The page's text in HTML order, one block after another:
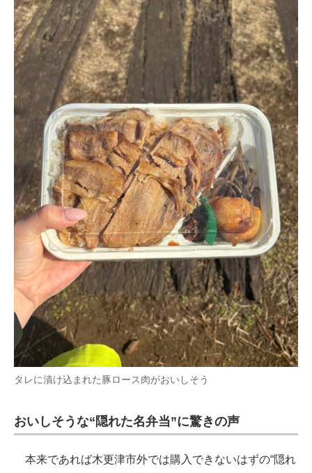
タレに漬け込まれた豚ロース肉がおいしそう
おいしそうな“隠れた名弁当”に驚きの声
本来であれば木更津市外では購入できないはずの“隠れ